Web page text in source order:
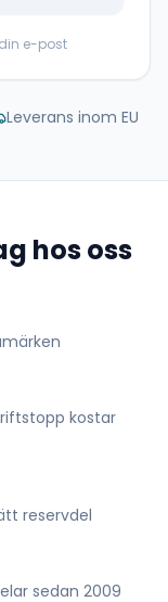
e-post
Leverans inom EU
hos oss
kostar
reservdel
sedan 2009